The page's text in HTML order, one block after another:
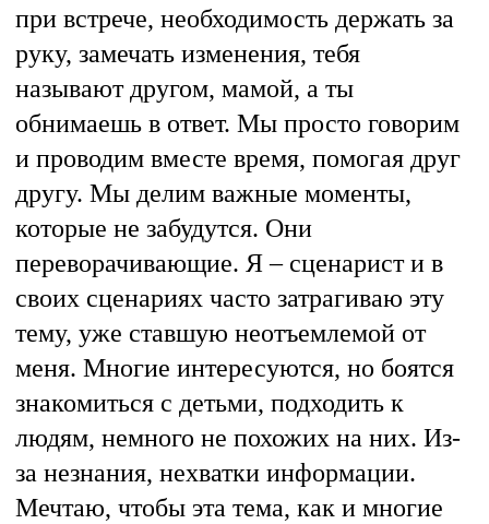
при встрече, необходимость держать за
руку, замечать изменения, тебя
называют другом, мамой, а ты
обнимаешь в ответ. Мы просто говорим
и проводим вместе время, помогая друг
другу. Мы делим важные моменты,
которые не забудутся. Они
переворачивающие. Я – сценарист и в
своих сценариях часто затрагиваю эту
тему, уже ставшую неотъемлемой от
меня. Многие интересуются, но боятся
знакомиться с детьми, подходить к
людям, немного не похожих на них. Из-
за незнания, нехватки информации.
Мечтаю, чтобы эта тема, как и многие